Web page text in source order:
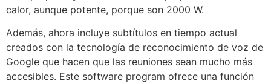
calor, aunque potente, porque son 2000 W.
Además, ahora incluye subtítulos en tiempo actual
creados con la tecnología de reconocimiento de voz de
Google que hacen que las reuniones sean mucho más
accesibles. Este software program ofrece una función